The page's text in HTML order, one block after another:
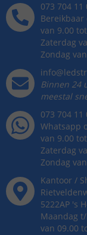
073 704 11
van 9.00
Zaterdag
Zondag
Binnen 24
meestal
073 704 11
Whatsapp
van 9.00
Zaterdag
Zondag
Kantoor /
5222AP 's
Maandag
van 09.00